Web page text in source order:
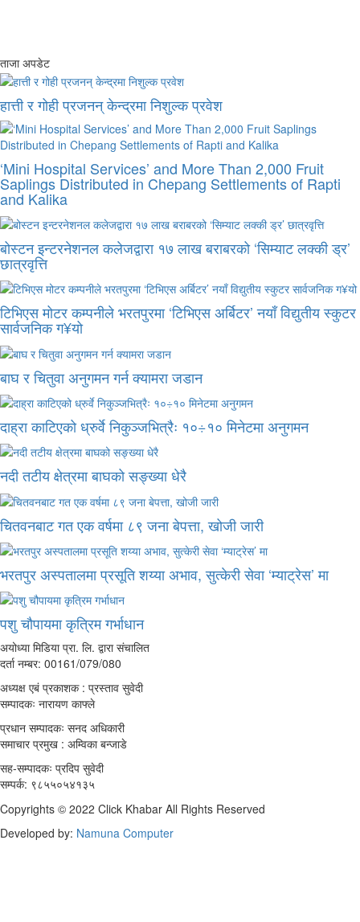
ताजा अपडेट
हात्ती र गोही प्रजनन् केन्द्रमा निशुल्क प्रवेश
‘Mini Hospital Services’ and More Than 2,000 Fruit
Saplings Distributed in Chepang Settlements of Rapti
and Kalika
बोस्टन इन्टरनेशनल कलेजद्वारा १७ लाख बराबरको ‘सिम्याट लक्की ड्र’
छात्रवृत्ति
टिभिएस मोटर कम्पनीले भरतपुरमा ‘टिभिएस अर्बिटर’ नयाँ विद्युतीय स्कुटर
सार्वजनिक ग¥यो
बाघ र चितुवा अनुगमन गर्न क्यामरा जडान
दाह्रा काटिएको ध्रुर्वे निकुञ्जभित्रैः १०÷१० मिनेटमा अनुगमन
नदी तटीय क्षेत्रमा बाघको सङ्ख्या धेरै
चितवनबाट गत एक वर्षमा ८९ जना बेपत्ता, खोजी जारी
भरतपुर अस्पतालमा प्रसूति शय्या अभाव, सुत्केरी सेवा ‘म्याट्रेस’ मा
पशु चौपायमा कृत्रिम गर्भाधान
अयोध्या मिडिया प्रा. लि. द्वारा संचालित
दर्ता नम्बर: 00161/079/080
अध्यक्ष एबं प्रकाशक : प्रस्ताव सुवेदी
सम्पादकः नारायण काफ्ले
प्रधान सम्पादकः सनद अधिकारी
समाचार प्रमुख : अम्विका बन्जाडे
सह-सम्पादकः प्रदिप सुवेदी
सम्पर्क: ९८५५०५४१३५
Copyrights © 2022 Click Khabar All Rights Reserved
Developed by: Namuna Computer